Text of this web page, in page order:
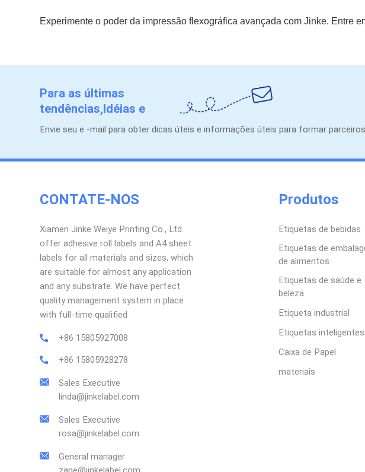
Experimente o poder da impressão flexográfica avançada com Jinke. Entre
Para as últimas
tendências,Idéias e
promoções.
Envie seu e -mail para obter dicas úteis e informações úteis para formar
CONTATE-NOS
Xiamen Jinke Weiye Printing Co., Ltd.
offer adhesive roll labels and A4 sheet
labels for all materials and sizes, which
are suitable for almost any application
and any substrate. We have perfect
quality management system in place
with full-time qualified
+86 15805927008
+86 15805928278
Sales Executive
linda@jinkelabel.com
Sales Executive
rosa@jinkelabel.com
General manager
Produtos
Etiquetas de bebidas
Etiquetas de
de alimentos
Etiquetas de saúde e
beleza
Etiqueta industrial
Etiquetas inteligentes
Caixa de Papel
materiais